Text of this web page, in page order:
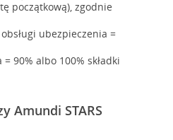
początkową), zgodnie
ubezpieczenia =
90% albo 100% składki
Amundi STARS